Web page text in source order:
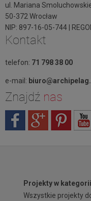
ul. Mariana
50-372 Wrocław
NIP: 897-16-05-744 |
Kontakt
telefon: 71 798 38 00
e-mail:
Znajdź nas
Projekty w
Wszystkie projekty